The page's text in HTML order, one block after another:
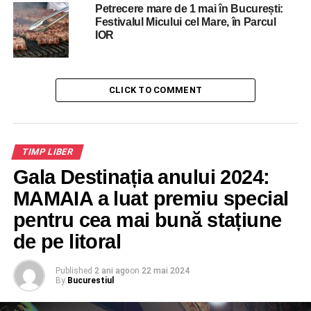
The Bloody Beetroots.
RELATED TOPICS:
SUMMER WELL
Nu scapam de canicula in Bucuresti
DON'T MISS
sunt programate mai multe de concerte!
Petrecere mare de 1 mai în București:
Festivalul Micului cel Mare, în Parcul
IOR
CLICK TO COMMENT
TIMP LIBER
Gala Destinația anului 2024:
MAMAIA a luat premiu special
pentru cea mai bună stațiune
de pe litoral
Published 2 ani agoon 22 mai 2024
By Bucurestiul